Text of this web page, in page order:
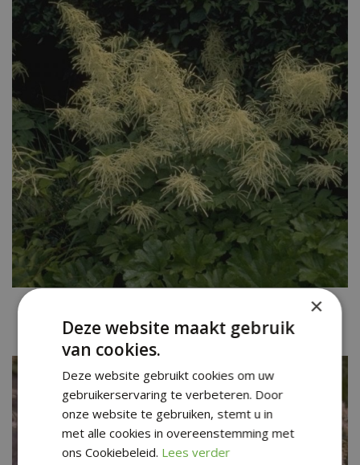
Aruncus dioicus 'De Bilt'
×
Deze website maakt gebruik
van cookies.
Deze website gebruikt cookies om uw
gebruikerservaring te verbeteren. Door
onze website te gebruiken, stemt u in
met alle cookies in overeenstemming met
ons Cookiebeleid. Lees verder